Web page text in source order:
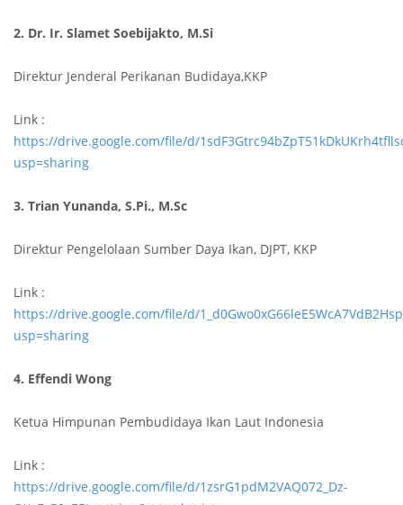
2. Dr. Ir. Slamet Soebijakto, M.Si
Direktur Jenderal Perikanan Budidaya,KKP
Link :
https://drive.google.com/file/d/
usp=sharing
3. Trian Yunanda, S.Pi., M.Sc
Direktur Pengelolaan Sumber Daya Ikan, DJPT, KKP
Link :
https://drive.google.com/file/d/
usp=sharing
4. Effendi Wong
Ketua Himpunan Pembudidaya Ikan Laut Indonesia
Link :
https://drive.google.com/file/d/1zsrG1pdM2VAQ072_Dz-